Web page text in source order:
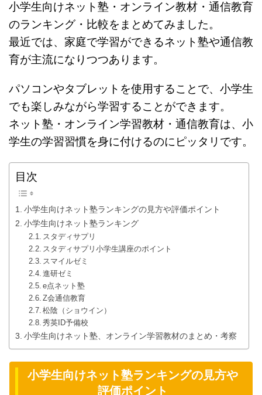
小学生向けネット塾・オンライン教材・通信教育
のランキング・比較をまとめてみました。
最近では、家庭で学習ができるネット塾や通信教
育が主流になりつつあります。
パソコンやタブレットを使用することで、小学生
でも楽しみながら学習することができます。
ネット塾・オンライン学習教材・通信教育は、小
学生の学習習慣を身に付けるのにピッタリです。
目次
小学生向けネット塾ランキングの見方や評価ポイント
小学生向けネット塾ランキング
スタディサプリ
スタディサプリ小学生講座のポイント
スマイルゼミ
進研ゼミ
e点ネット塾
Z会通信教育
松陰（ショウイン）
秀英ID予備校
小学生向けネット塾、オンライン学習教材のまとめ・考察
小学生向けネット塾ランキングの見方や
評価ポイント